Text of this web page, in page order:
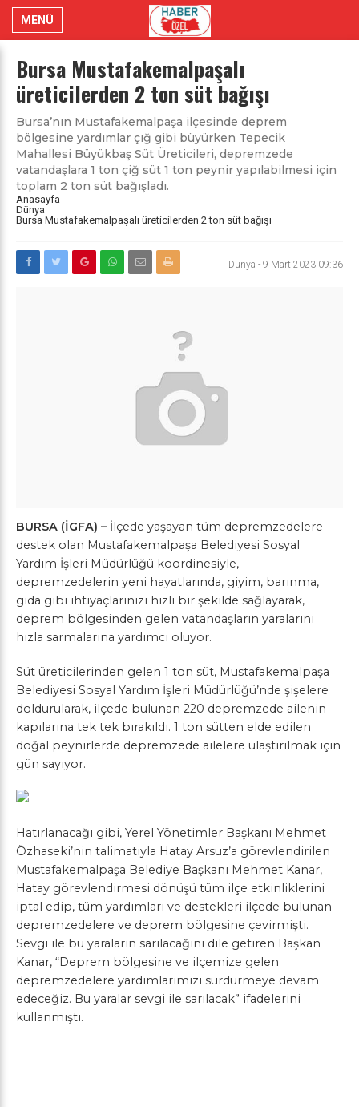
MENÜ
Bursa Mustafakemalpaşalı
üreticilerden 2 ton süt bağışı
Bursa’nın Mustafakemalpaşa ilçesinde deprem
bölgesine yardımlar çığ gibi büyürken Tepecik
Mahallesi Büyükbaş Süt Üreticileri, depremzede
vatandaşlara 1 ton çiğ süt 1 ton peynir yapılabilmesi için
toplam 2 ton süt bağışladı.
Anasayfa
Dünya
Bursa Mustafakemalpaşalı üreticilerden 2 ton süt bağışı
Dünya - 9 Mart 2023 09:36
BURSA (İGFA) – İlçede yaşayan tüm depremzedelere
destek olan Mustafakemalpaşa Belediyesi Sosyal
Yardım İşleri Müdürlüğü koordinesiyle,
depremzedelerin yeni hayatlarında, giyim, barınma,
gıda gibi ihtiyaçlarınızı hızlı bir şekilde sağlayarak,
deprem bölgesinden gelen vatandaşların yaralarını
hızla sarmalarına yardımcı oluyor.
Süt üreticilerinden gelen 1 ton süt, Mustafakemalpaşa
Belediyesi Sosyal Yardım İşleri Müdürlüğü’nde şişelere
doldurularak, ilçede bulunan 220 depremzede ailenin
kapılarına tek tek bırakıldı. 1 ton sütten elde edilen
doğal peynirlerde depremzede ailelere ulaştırılmak için
gün sayıyor.
Hatırlanacağı gibi, Yerel Yönetimler Başkanı Mehmet
Özhaseki’nin talimatıyla Hatay Arsuz’a görevlendirilen
Mustafakemalpaşa Belediye Başkanı Mehmet Kanar,
Hatay görevlendirmesi dönüşü tüm ilçe etkinliklerini
iptal edip, tüm yardımları ve destekleri ilçede bulunan
depremzedelere ve deprem bölgesine çevirmişti.
Sevgi ile bu yaraların sarılacağını dile getiren Başkan
Kanar, “Deprem bölgesine ve ilçemize gelen
depremzedelere yardımlarımızı sürdürmeye devam
edeceğiz. Bu yaralar sevgi ile sarılacak” ifadelerini
kullanmıştı.